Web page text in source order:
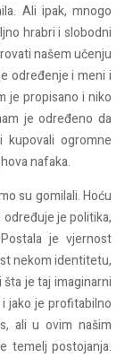
Ali ipak, mnogo
hrabri i slobodni
našem učenju
određenje i meni i
je propisano i niko
je određeno da
ogromne
nafaka.
su gomilali. Hoću
je politika,
je vjernost
nekom identitetu,
je taj imaginarni
jako je profitabilno
ali u ovim našim
temelj postojanja.